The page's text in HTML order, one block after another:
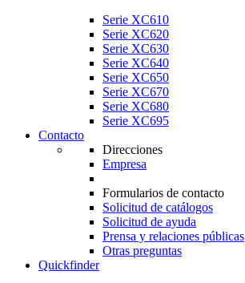
Serie XC610
Serie XC620
Serie XC630
Serie XC640
Serie XC650
Serie XC670
Serie XC680
Serie XC695
Contacto
Direcciones
Empresa
Formularios de contacto
Solicitud de catálogos
Solicitud de ayuda
Prensa y relaciones públicas
Otras preguntas
Quickfinder